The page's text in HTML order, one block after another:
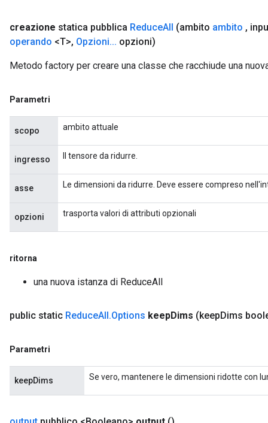
creazione statica pubblica ReduceAll (ambito ambito ,
operando <T>, Opzioni... opzioni)
Metodo factory per creare una classe che racchiude una
Parametri
scopo ambito attuale
ingresso Il tensore da ridurre.
asse Le dimensioni da ridurre. Deve essere compreso
opzioni trasporta valori di attributi opzionali
ritorna
una nuova istanza di ReduceAll
public static ReduceAll.Options keepDims (keepDims
Parametri
keepDims Se vero, mantenere le dimensioni ridotte con